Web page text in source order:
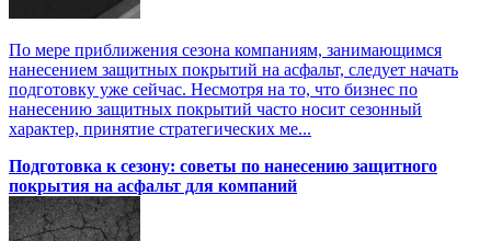
По мере приближения сезона компаниям, занимающимся
нанесением защитных покрытий на асфальт, следует начать
подготовку уже сейчас. Несмотря на то, что бизнес по
нанесению защитных покрытий часто носит сезонный
характер, принятие стратегических ме...
Подготовка к сезону: советы по нанесению защитного
покрытия на асфальт для компаний